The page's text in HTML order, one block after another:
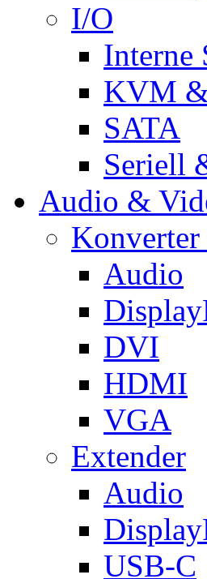
I/O
Interne
KVM
SATA
Seriell
Audio &
Audio
DVI
HDMI
VGA
Extender
Audio
USB-C